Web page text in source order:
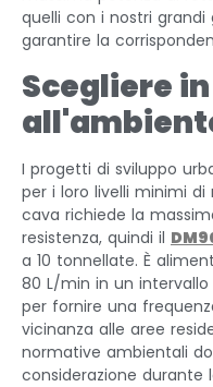
quelli con i nostri
garantire la
Scegliere
I progetti di sviluppo
per i loro livelli minimi di
cava richiede la
resistenza, quindi il
a 10 tonnellate. È
80 L/min in un intervallo
per fornire una
vicinanza alle aree
normative ambientali
considerazione durante